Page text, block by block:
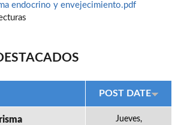
endocrino y envejecimiento.pdf
POST DATE
Jueves,